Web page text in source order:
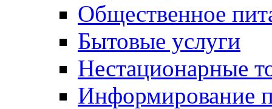
Общественное
Бытовые услуги
Нестационарные
Информирование